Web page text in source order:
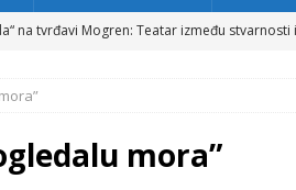
na tvrđavi Mogren: Teatar između
Mihajla Pantića: Književnost kao
XL festivala „Grad teatar“ za petak, 7.
mora”